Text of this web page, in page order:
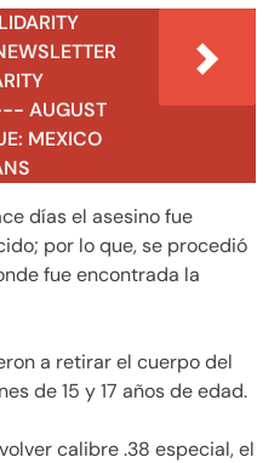
AUGUST
MEXICO
días el asesino fue
por lo que, se procedió
fue encontrada la
a retirar el cuerpo del
de 15 y 17 años de edad.
calibre .38 especial, el